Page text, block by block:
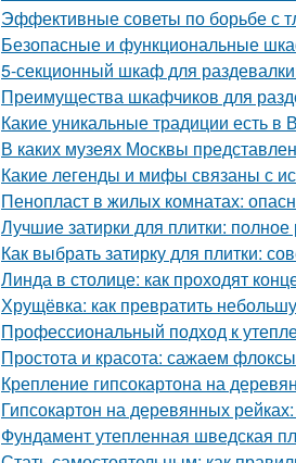
Эффективные советы по борьбе с
Безопасные и функциональные
5-секционный шкаф для
Преимущества шкафчиков для
Какие уникальные традиции есть в
В каких музеях Москвы
Какие легенды и мифы связаны с
Пенопласт в жилых комнатах:
Лучшие затирки для плитки:
Как выбрать затирку для плитки:
Линда в столице: как проходят
Хрущёвка: как превратить
Профессиональный подход к
Простота и красота: сажаем
Крепление гипсокартона на
Гипсокартон на деревянных
Фундамент утепленная шведская